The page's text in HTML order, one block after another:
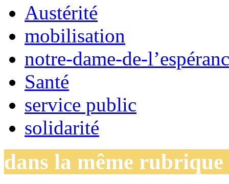
Austérité
mobilisation
notre-dame-de-
Santé
service public
solidarité
dans la même rubrique